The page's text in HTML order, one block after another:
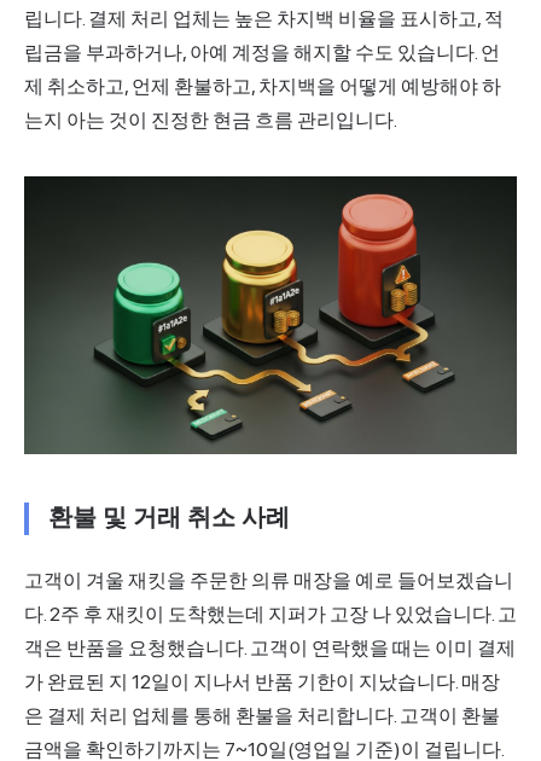
립니다. 결제 처리 업체는 높은 차지백 비율을 표시하고, 적
립금을 부과하거나, 아예 계정을 해지할 수도 있습니다. 언
제 취소하고, 언제 환불하고, 차지백을 어떻게 예방해야 하
는지 아는 것이 진정한 현금 흐름 관리입니다.
환불 및 거래 취소 사례
고객이 겨울 재킷을 주문한 의류 매장을 예로 들어보겠습니
다. 2주 후 재킷이 도착했는데 지퍼가 고장 나 있었습니다. 고
객은 반품을 요청했습니다. 고객이 연락했을 때는 이미 결제
가 완료된 지 12일이 지나서 반품 기한이 지났습니다. 매장
은 결제 처리 업체를 통해 환불을 처리합니다. 고객이 환불
금액을 확인하기까지는 7~10일(영업일 기준)이 걸립니다.